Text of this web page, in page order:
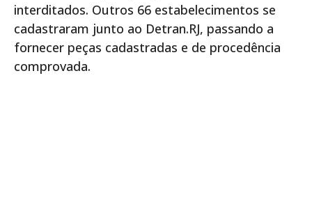
interditados. Outros 66 estabelecimentos se
cadastraram junto ao Detran.RJ, passando a
fornecer peças cadastradas e de procedência
comprovada.